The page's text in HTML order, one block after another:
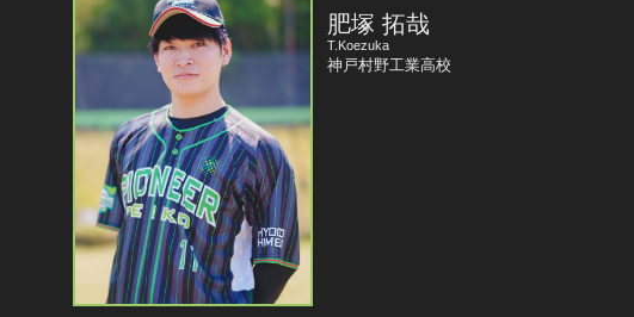
肥塚 拓哉
T.Koezuka
神戸村野工業高校